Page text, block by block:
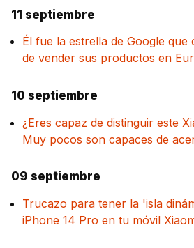
11 septiembre
Él fue la estrella de Google que
de vender sus productos en
10 septiembre
¿Eres capaz de distinguir este
Muy pocos son capaces de
09 septiembre
Trucazo para tener la 'isla
iPhone 14 Pro en tu móvil